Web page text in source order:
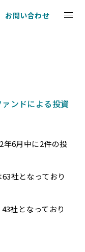
お問い合わせ
ンドによる投資
年6月中に2件の投
社となっており
社となっており